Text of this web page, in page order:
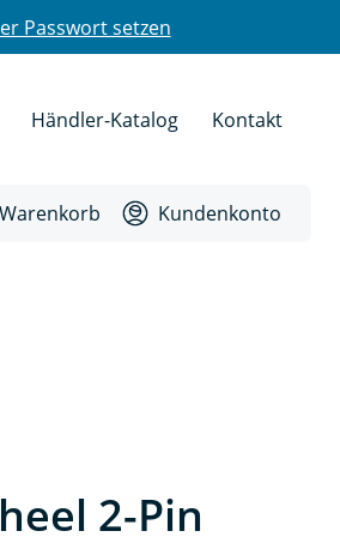
Passwort setzen
Händler-Katalog Kontakt
Warenkorb Kundenkonto
2-Pin